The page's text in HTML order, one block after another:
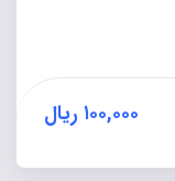
۱۰۰,۰۰۰ ریال